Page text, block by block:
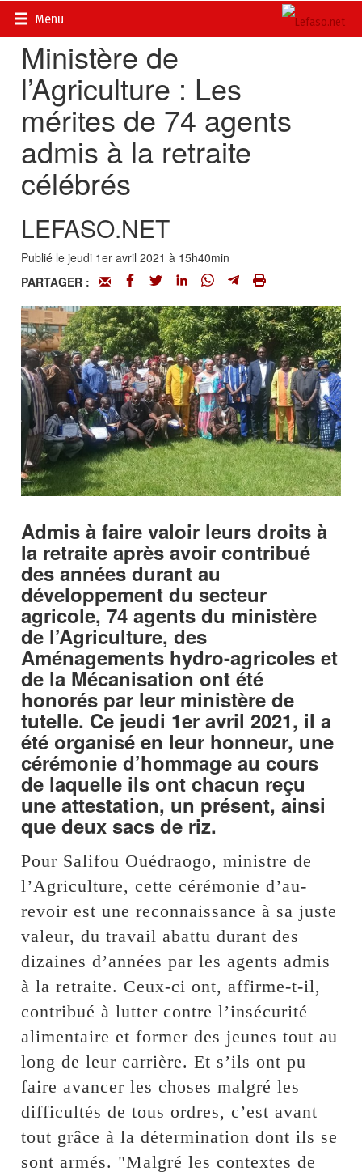
Menu
Accueil>
Ministère de
l’Agriculture : Les
mérites de 74 agents
admis à la retraite
célébrés
LEFASO.NET
Publié le jeudi 1er avril 2021 à 15h40min
PARTAGER :
Admis à faire valoir leurs droits à
la retraite après avoir contribué
des années durant au
développement du secteur
agricole, 74 agents du ministère
de l’Agriculture, des
Aménagements hydro-agricoles et
de la Mécanisation ont été
honorés par leur ministère de
tutelle. Ce jeudi 1er avril 2021, il a
été organisé en leur honneur, une
cérémonie d’hommage au cours
de laquelle ils ont chacun reçu
une attestation, un présent, ainsi
que deux sacs de riz.
Pour Salifou Ouédraogo, ministre de
l’Agriculture, cette cérémonie d’au-
revoir est une reconnaissance à sa juste
valeur, du travail abattu durant des
dizaines d’années par les agents admis
à la retraite. Ceux-ci ont, affirme-t-il,
contribué à lutter contre l’insécurité
alimentaire et former des jeunes tout au
long de leur carrière. Et s’ils ont pu
faire avancer les choses malgré les
difficultés de tous ordres, c’est avant
tout grâce à la détermination dont ils se
sont armés. "Malgré les contextes de